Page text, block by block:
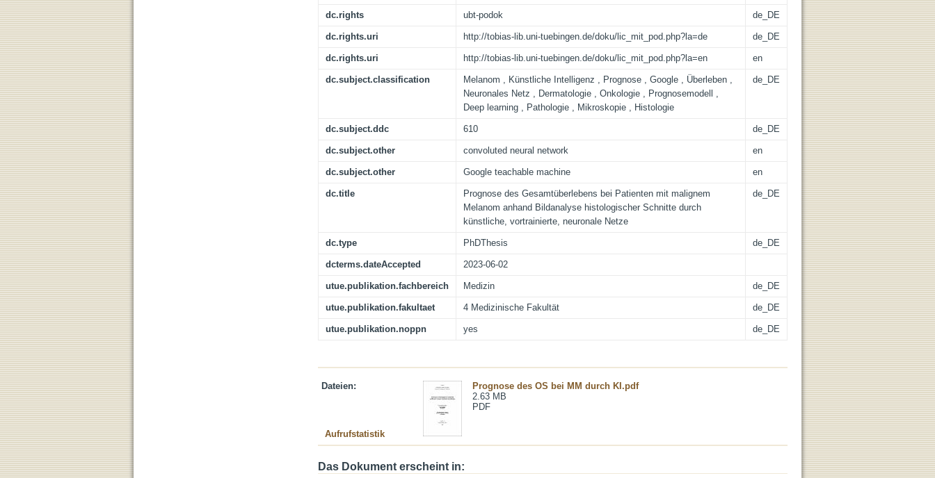
dc.rights ubt-podok de_DE
dc.rights.uri http://tobias-lib.uni-tuebingen.de/doku/lic_mit_pod.php?la=de de_DE
dc.rights.uri http://tobias-lib.uni-tuebingen.de/doku/lic_mit_pod.php?la=en en
dc.subject.classification
Melanom , Künstliche Intelligenz , Prognose , Google , Überleben ,
Neuronales Netz , Dermatologie , Onkologie , Prognosemodell ,
Deep learning , Pathologie , Mikroskopie , Histologie
de_DE
dc.subject.ddc 610 de_DE
dc.subject.other convoluted neural network en
dc.subject.other Google teachable machine en
dc.title
Prognose des Gesamtüberlebens bei Patienten mit malignem
Melanom anhand Bildanalyse histologischer Schnitte durch
künstliche, vortrainierte, neuronale Netze
de_DE
dc.type PhDThesis de_DE
dcterms.dateAccepted 2023-06-02
utue.publikation.fachbereich Medizin de_DE
utue.publikation.fakultaet 4 Medizinische Fakultät de_DE
utue.publikation.noppn yes de_DE
Dateien:
Prognose des OS bei MM durch KI.pdf
2.63 MB
PDF
Aufrufstatistik
Das Dokument erscheint in: